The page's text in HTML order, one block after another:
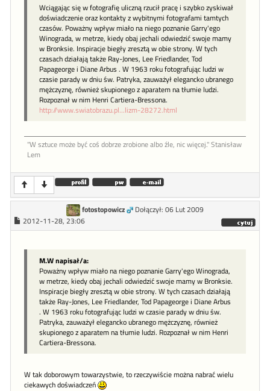
Wciągając się w fotografię uliczną rzucił pracę i szybko zyskiwał
doświadczenie oraz kontakty z wybitnymi fotografami tamtych
czasów. Poważny wpływ miało na niego poznanie Garry'ego
Winograda, w metrze, kiedy obaj jechali odwiedzić swoje mamy
w Bronksie. Inspiracje biegły zresztą w obie strony. W tych
czasach działają także Ray-Jones, Lee Friedlander, Tod
Papageorge i Diane Arbus . W 1963 roku fotografując ludzi w
czasie parady w dniu św. Patryka, zauważył elegancko ubranego
mężczyznę, również skupionego z aparatem na tłumie ludzi.
Rozpoznał w nim Henri Cartiera-Bressona.
http://www.swiatobrazu.pl...lizm-28272.html
"W sztu­ce może być coś dob­rze zro­bione al­bo źle, nic więcej." Stanisław
Lem
fotostopowicz
Dołączył: 06 Lut 2009
2012-11-28, 23:06
M.W napisał/a:
Poważny wpływ miało na niego poznanie Garry'ego Winograda,
w metrze, kiedy obaj jechali odwiedzić swoje mamy w Bronksie.
Inspiracje biegły zresztą w obie strony. W tych czasach działają
także Ray-Jones, Lee Friedlander, Tod Papageorge i Diane Arbus
. W 1963 roku fotografując ludzi w czasie parady w dniu św.
Patryka, zauważył elegancko ubranego mężczyznę, również
skupionego z aparatem na tłumie ludzi. Rozpoznał w nim Henri
Cartiera-Bressona.
W tak doborowym towarzystwie, to rzeczywiście można nabrać wielu
ciekawych doświadczeń